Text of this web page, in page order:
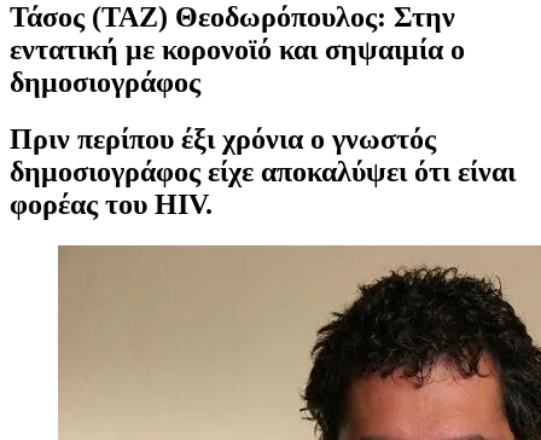
Τάσος (ΤΑΖ) Θεοδωρόπουλος: Στην
εντατική με κορονοϊό και σηψαιμία ο
δημοσιογράφος
Πριν περίπου έξι χρόνια ο γνωστός
δημοσιογράφος είχε αποκαλύψει ότι είναι
φορέας του ΗΙV.